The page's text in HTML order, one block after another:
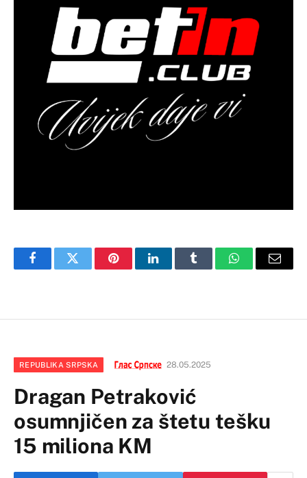
FacebookTwitter PinterestLinkedInTumblr WhatsAppEmail
REPUBLIKA SRPSKA 28.05.2025
Dragan Petraković
osumnjičen za štetu tešku
15 miliona KM